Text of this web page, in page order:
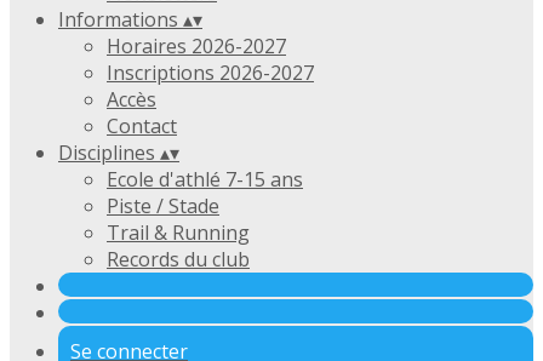
Informations ▴▾
Horaires 2026-2027
Inscriptions 2026-2027
Accès
Contact
Disciplines ▴▾
Ecole d'athlé 7-15 ans
Piste / Stade
Trail & Running
Records du club
Se connecter